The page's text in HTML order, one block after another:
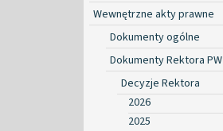
Wewnętrzne akty prawne
Dokumenty ogólne
Dokumenty Rektora PW
Decyzje Rektora
2026
2025